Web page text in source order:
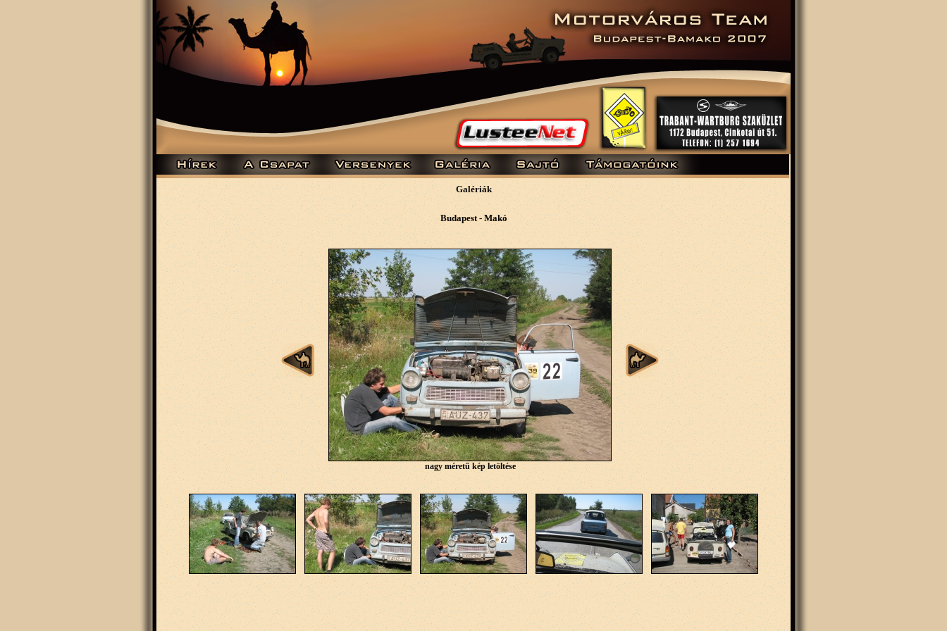
Galériák
Budapest - Makó
nagy méretű kép letöltése